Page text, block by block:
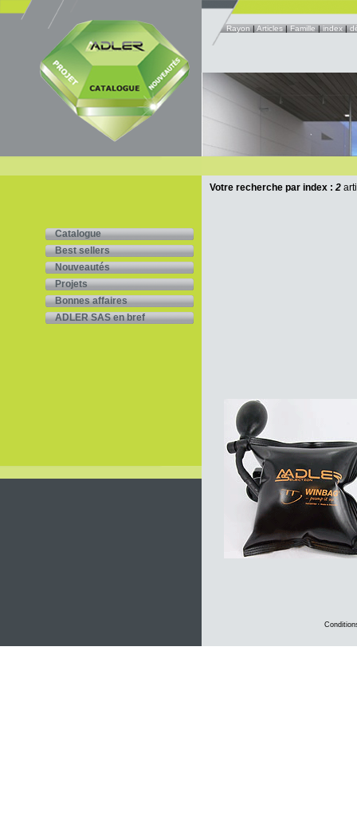
Rayon|Articles|Famille|index|
Catalogue
Best sellers
Nouveautés
Projets
Bonnes affaires
ADLER SAS en bref
Votre recherche par index : 2